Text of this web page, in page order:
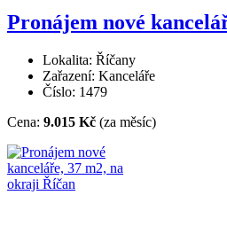
Pronájem nové
Lokalita: Říčany
Zařazení: Kanceláře
Číslo: 1479
Cena: 9.015 Kč (za měsíc)